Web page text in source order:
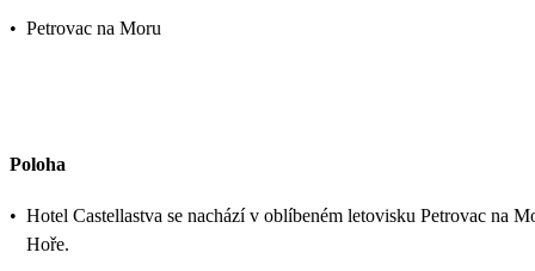
• Petrovac na Moru
Poloha
• Hotel Castellastva se nachází v oblíbeném letovisku Petrovac na
Hoře.